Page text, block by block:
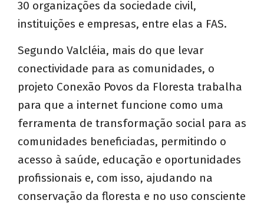
30 organizações da sociedade civil,
instituições e empresas, entre elas a FAS.
Segundo Valcléia, mais do que levar
conectividade para as comunidades, o
projeto Conexão Povos da Floresta trabalha
para que a internet funcione como uma
ferramenta de transformação social para as
comunidades beneficiadas, permitindo o
acesso à saúde, educação e oportunidades
profissionais e, com isso, ajudando na
conservação da floresta e no uso consciente